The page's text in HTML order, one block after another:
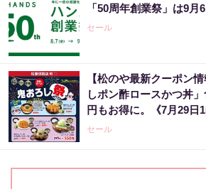
「50周年創業祭」は9月
セール
【松のや最新クーポン
しポン酢ロースかつ丼
円もお得に。《7月29日
セール